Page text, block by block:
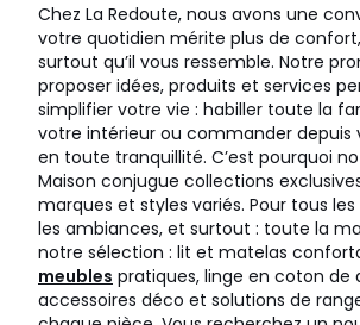
Chez La Redoute, nous avons une
votre quotidien mérite plus de
surtout qu’il vous ressemble. Notre
proposer idées, produits et services
simplifier votre vie : habiller toute la
votre intérieur ou commander depuis
en toute tranquillité. C’est pourquoi
Maison conjugue collections
marques et styles variés. Pour tous
les ambiances, et surtout : toute la
notre sélection : lit et matelas
meubles pratiques, linge en coton de
accessoires déco et solutions de